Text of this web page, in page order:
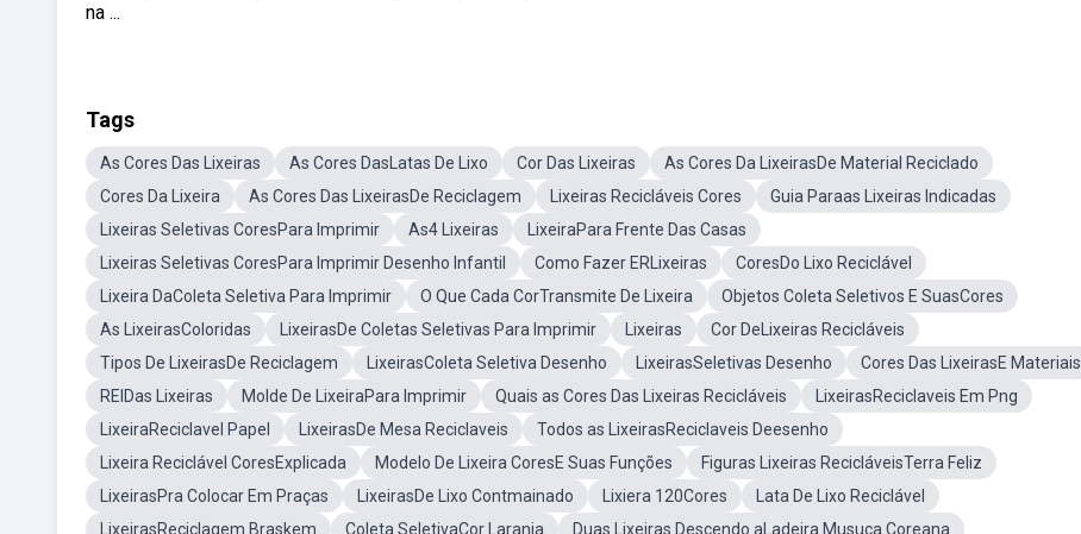
na ...
Tags
As Cores Das Lixeiras As Cores DasLatas De Lixo Cor Das Lixeiras
As Cores Da LixeirasDe Material Reciclado
Cores Da Lixeira
As Cores Das LixeirasDe Reciclagem Lixeiras Recicláveis Cores
Guia Paraas Lixeiras Indicadas
Lixeiras Seletivas CoresPara Imprimir
As4 Lixeiras
LixeiraPara Frente Das Casas
Lixeiras Seletivas CoresPara Imprimir Desenho Infantil
Como Fazer ERLixeiras
CoresDo Lixo Reciclável
Lixeira DaColeta Seletiva Para Imprimir
O Que Cada CorTransmite De Lixeira
Objetos Coleta Seletivos E SuasCores
As LixeirasColoridas
LixeirasDe Coletas Seletivas Para Imprimir Lixeiras
Cor DeLixeiras Recicláveis
Tipos De LixeirasDe Reciclagem
LixeirasColeta Seletiva Desenho LixeirasSeletivas Desenho
Cores Das LixeirasE Materiais
REIDas Lixeiras
Molde De LixeiraPara Imprimir Quais as Cores Das Lixeiras Recicláveis
LixeirasReciclaveis Em Png
LixeiraReciclavel Papel
LixeirasDe Mesa Reciclaveis
Todos as LixeirasReciclaveis Deesenho
Lixeira Reciclável CoresExplicada
Modelo De Lixeira CoresE Suas Funções
Figuras Lixeiras RecicláveisTerra Feliz
LixeirasPra Colocar Em Praças
LixeirasDe Lixo Contmainado Lixiera 120Cores
Lata De Lixo Reciclável
LixeirasReciclagem Braskem
Coleta SeletivaCor Laranja
Duas Lixeiras Descendo aLadeira Musuca Coreana